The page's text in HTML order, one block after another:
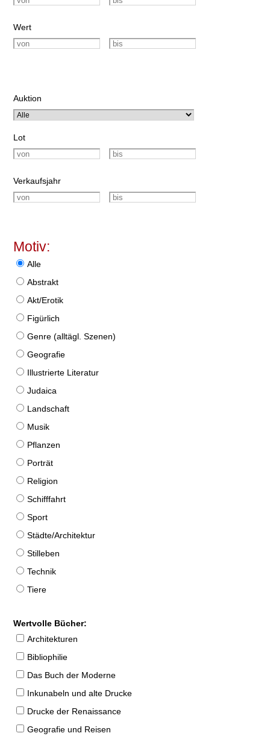
Wert
Auktion
Lot
Verkaufsjahr
Motiv:
Alle
Abstrakt
Akt/Erotik
Figürlich
Genre (alltägl. Szenen)
Geografie
Illustrierte Literatur
Judaica
Landschaft
Musik
Pflanzen
Porträt
Religion
Schifffahrt
Sport
Städte/Architektur
Stilleben
Technik
Tiere
Wertvolle Bücher:
Architekturen
Bibliophilie
Das Buch der Moderne
Inkunabeln und alte Drucke
Drucke der Renaissance
Geografie und Reisen